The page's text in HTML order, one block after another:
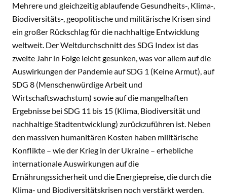
Mehrere und gleichzeitig ablaufende Gesundheits-, Klima-,
Biodiversitäts-, geopolitische und militärische Krisen sind
ein großer Rückschlag für die nachhaltige Entwicklung
weltweit. Der Weltdurchschnitt des SDG Index ist das
zweite Jahr in Folge leicht gesunken, was vor allem auf die
Auswirkungen der Pandemie auf SDG 1 (Keine Armut), auf
SDG 8 (Menschenwürdige Arbeit und
Wirtschaftswachstum) sowie auf die mangelhaften
Ergebnisse bei SDG 11 bis 15 (Klima, Biodiversität und
nachhaltige Stadtentwicklung) zurückzuführen ist. Neben
den massiven humanitären Kosten haben militärische
Konflikte – wie der Krieg in der Ukraine – erhebliche
internationale Auswirkungen auf die
Ernährungssicherheit und die Energiepreise, die durch die
Klima- und Biodiversitätskrisen noch verstärkt werden.